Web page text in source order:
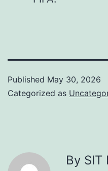
Published May 30, 2026
Categorized as
By SIT